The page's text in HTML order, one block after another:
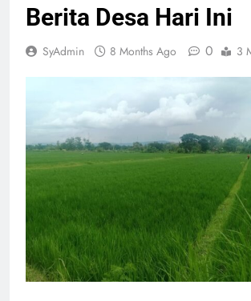
Berita Desa Hari Ini
SyAdmin 8 Months Ago 0 3